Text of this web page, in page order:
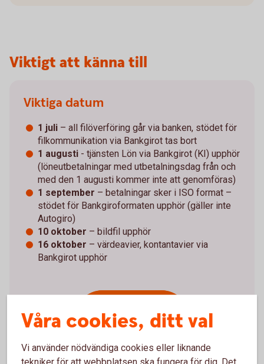
Viktigt att känna till
Viktiga datum
1 juli – all filöverföring går via banken, stödet för
filkommunikation via Bankgirot tas bort
1 augusti - tjänsten Lön via Bankgirot (KI) upphör
(löneutbetalningar med utbetalningsdag från och
med den 1 augusti kommer inte att genomföras)
1 september – betalningar sker i ISO format –
stödet för Bankgiroformaten upphör (gäller inte
Autogiro)
10 oktober – bildfil upphör
16 oktober – värdeavier, kontantavier via
Bankgirot upphör
Se till att hålla koll
på alla viktiga
datum!
Våra cookies, ditt val
Vi använder nödvändiga cookies eller liknande
tekniker för att webbplatsen ska fungera för dig. Det